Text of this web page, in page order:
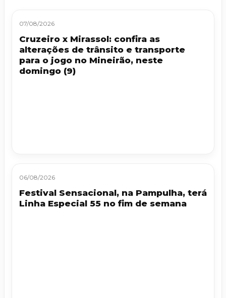
07/08/2026
Cruzeiro x Mirassol: confira as
alterações de trânsito e transporte
para o jogo no Mineirão, neste
domingo (9)
06/08/2026
Festival Sensacional, na Pampulha, terá
Linha Especial 55 no fim de semana